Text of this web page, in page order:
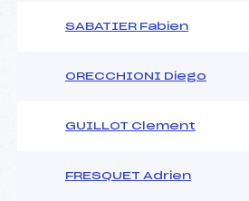
SABATIER Fabien
ORECCHIONI Diego
GUILLOT Clement
FRESQUET Adrien